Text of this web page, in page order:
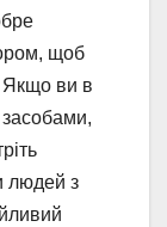
щоб
Якщо ви в
засобами,
людей з